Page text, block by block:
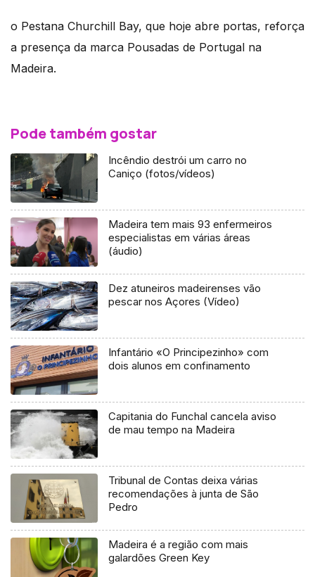
o Pestana Churchill Bay, que hoje abre portas, reforça
a presença da marca Pousadas de Portugal na
Madeira.
Pode também gostar
Incêndio destrói um carro no
Caniço (fotos/vídeos)
Madeira tem mais 93 enfermeiros
especialistas em várias áreas
(áudio)
Dez atuneiros madeirenses vão
pescar nos Açores (Vídeo)
Infantário «O Principezinho» com
dois alunos em confinamento
Capitania do Funchal cancela aviso
de mau tempo na Madeira
Tribunal de Contas deixa várias
recomendações à junta de São
Pedro
Madeira é a região com mais
galardões Green Key